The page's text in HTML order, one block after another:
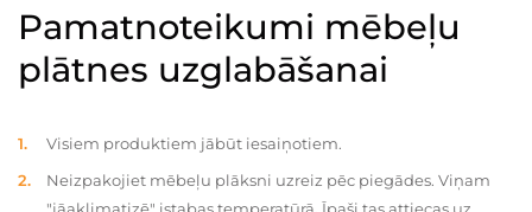
Pamatnoteikumi mēbeļu
plātnes uzglabāšanai
Visiem produktiem jābūt iesaiņotiem.
Neizpakojiet mēbeļu plāksni uzreiz pēc piegādes. Viņam
"jāaklimatizē" istabas temperatūrā. Īpaši tas attiecas uz